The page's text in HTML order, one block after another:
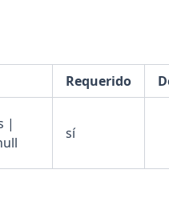
Requerido
|
sí